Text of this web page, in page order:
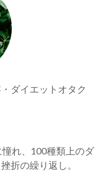
ダイエットオタク
れ、100種類上のダ
折の繰り返し。